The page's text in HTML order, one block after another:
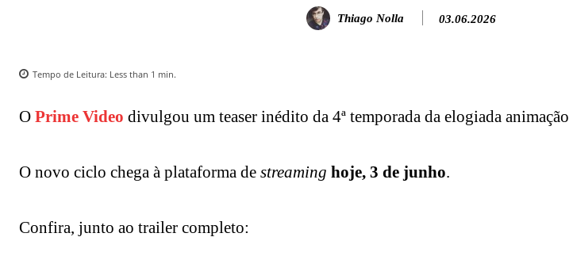
Thiago Nolla 03.06.2026
Tempo de Leitura: Less than 1 min.
O Prime Video divulgou um teaser inédito da 4ª temporada da elogiada animação
O novo ciclo chega à plataforma de streaming hoje, 3 de junho.
Confira, junto ao trailer completo: